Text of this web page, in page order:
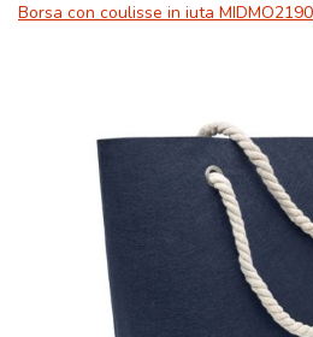
Borsa con coulisse in iuta MIDMO2190